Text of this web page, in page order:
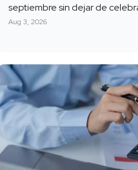
septiembre sin dejar de
Aug 3, 2026